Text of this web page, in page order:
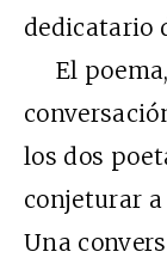
dedicatario
El poema,
los dos
conjeturar
Una